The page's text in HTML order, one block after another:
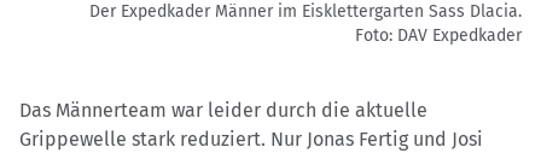
Der Expedkader Männer im Eisklettergarten Sass Dlacia.
Foto: DAV Expedkader
Das Männerteam war leider durch die aktuelle
Grippewelle stark reduziert. Nur Jonas Fertig und Josi